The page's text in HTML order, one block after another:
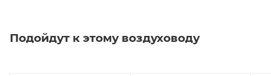
Подойдут к этому воздуховоду